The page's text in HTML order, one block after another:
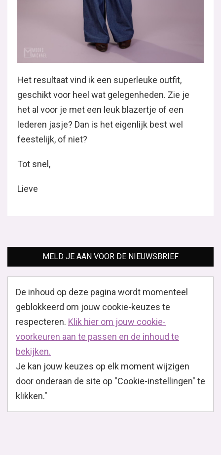
Het resultaat vind ik een superleuke outfit,
geschikt voor heel wat gelegenheden. Zie je
het al voor je met een leuk blazertje of een
lederen jasje? Dan is het eigenlijk best wel
feestelijk, of niet?
Tot snel,
Lieve
MELD JE AAN VOOR DE NIEUWSBRIEF
De inhoud op deze pagina wordt momenteel
geblokkeerd om jouw cookie-keuzes te
respecteren. Klik hier om jouw cookie-
voorkeuren aan te passen en de inhoud te
bekijken.
Je kan jouw keuzes op elk moment wijzigen
door onderaan de site op "Cookie-instellingen" te
klikken."